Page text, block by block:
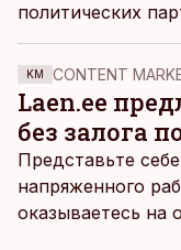
политических
Соучредитель
конференцию
возможности
сотрудничестве
государственным
KM CONTENT
Laen.ee
без залога
Представьте
напряженного
оказываетесь на